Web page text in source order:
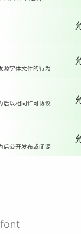
源字体文件的行为
后以相同许可协议
后公开发布或闭源